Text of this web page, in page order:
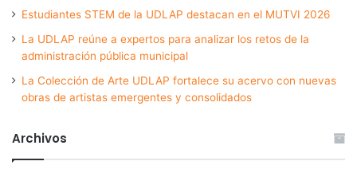
Estudiantes STEM de la UDLAP destacan en el MUTVI 2026
La UDLAP reúne a expertos para analizar los retos de la
administración pública municipal
La Colección de Arte UDLAP fortalece su acervo con nuevas
obras de artistas emergentes y consolidados
Archivos